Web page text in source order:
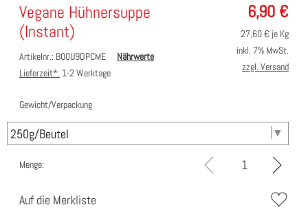
6,90 €
Vegane Hühnersuppe
(Instant)
Artikelnr.: B00U9DPCME
Nährwerte
Lieferzeit*: 1-2 Werktage
27,60€ je Kg
inkl. 7% MwSt.
zzgl. Versand
Gewicht/Verpackung
Menge:
Auf die Merkliste